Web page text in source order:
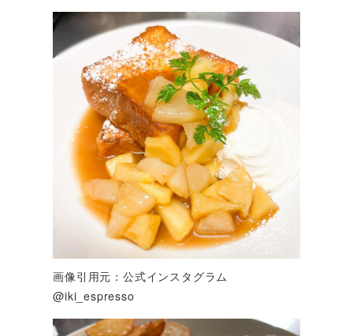
画像引用元：公式インスタグラム
@iki_espresso